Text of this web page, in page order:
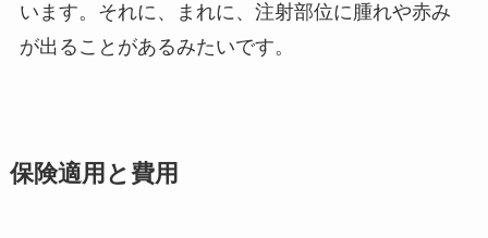
います。それに、まれに、注射部位に腫れや赤み
が出ることがあるみたいです。
保険適用と費用